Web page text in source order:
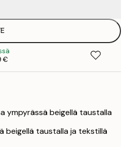
€
ympyrässä beigellä taustalla
beigellä taustalla ja tekstillä